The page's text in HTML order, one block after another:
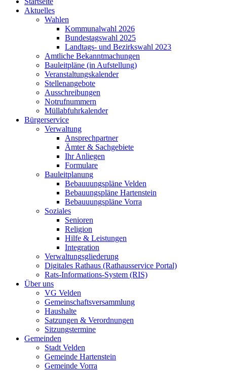
Aktuelles
Wahlen
Kommunalwahl 2026
Bundestagswahl 2025
Landtags- und Bezirkswahl 2023
Amtliche Bekanntmachungen
Bauleitpläne (in Aufstellung)
Veranstaltungskalender
Stellenangebote
Ausschreibungen
Notrufnummern
Müllabfuhrkalender
Bürgerservice
Verwaltung
Ansprechpartner
Ämter & Sachgebiete
Ihr Anliegen
Formulare
Bauleitplanung
Bebauuungspläne Velden
Bebauungspläne Hartenstein
Bebauuungspläne Vorra
Soziales
Senioren
Religion
Hilfe & Leistungen
Integration
Verwaltungsgliederung
Digitales Rathaus (Rathausservice Portal)
Rats-Informations-System (RIS)
Über uns
VG Velden
Gemeinschaftsversammlung
Haushalte
Satzungen & Verordnungen
Sitzungstermine
Gemeinden
Stadt Velden
Gemeinde Hartenstein
Gemeinde Vorra